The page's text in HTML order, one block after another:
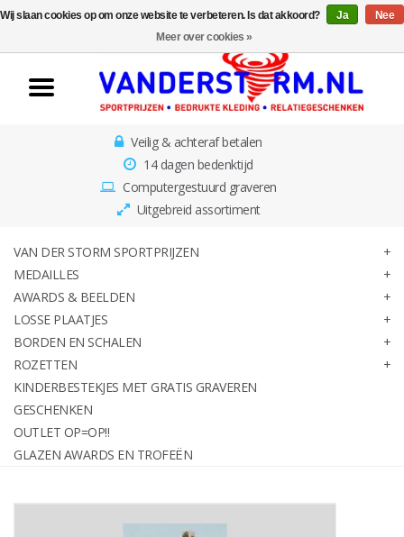
Home
Van der Storm
Sportprijzen
Awards & Beelden
Losse Plaatjes
Borden en schalen
Rozetten
Kinderbestekjes met gratis
Veilig & achteraf betalen
14 dagen bedenktijd
Computergestuurd graveren
Uitgebreid assortiment
VAN DER STORM SPORTPRIJZEN
MEDAILLES
AWARDS & BEELDEN
LOSSE PLAATJES
BORDEN EN SCHALEN
ROZETTEN
KINDERBESTEKJES MET GRATIS GRAVEREN
GESCHENKEN
OUTLET OP=OP!!
GLAZEN AWARDS EN TROFEËN
Wij slaan cookies op om onze website te verbeteren. Is dat akkoord? Ja
Nee
Meer over cookies »